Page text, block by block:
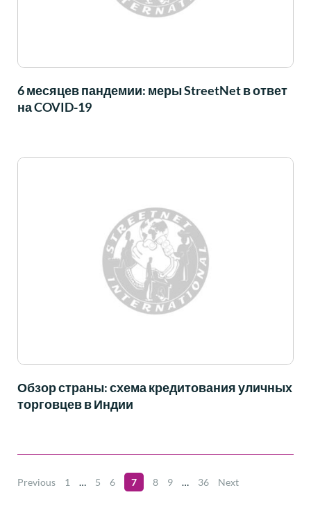
6 месяцев пандемии: меры StreetNet в ответ
на COVID-19
Обзор страны: схема кредитования уличных
торговцев в Индии
Previous 1 … 5 6 7 8 9 … 36 Next